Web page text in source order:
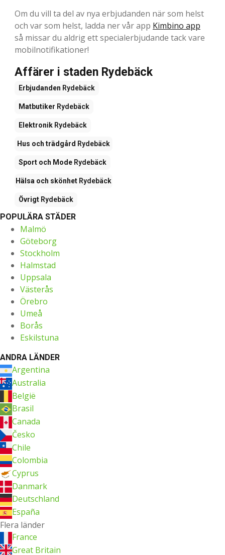
Om du vill ta del av nya erbjudanden när som helst
och var som helst, ladda ner vår app Kimbino app
så missar du aldrig ett specialerbjudande tack vare
mobilnotifikationer!
Affärer i staden Rydebäck
Erbjudanden Rydebäck
Matbutiker Rydebäck
Elektronik Rydebäck
Hus och trädgård Rydebäck
Sport och Mode Rydebäck
Hälsa och skönhet Rydebäck
Övrigt Rydebäck
POPULÄRA STÄDER
Malmö
Göteborg
Stockholm
Halmstad
Uppsala
Västerås
Örebro
Umeå
Borås
Eskilstuna
ANDRA LÄNDER
Argentina
Australia
België
Brasil
Canada
Česko
Chile
Colombia
Cyprus
Danmark
Deutschland
España
Flera länder
France
Great Britain